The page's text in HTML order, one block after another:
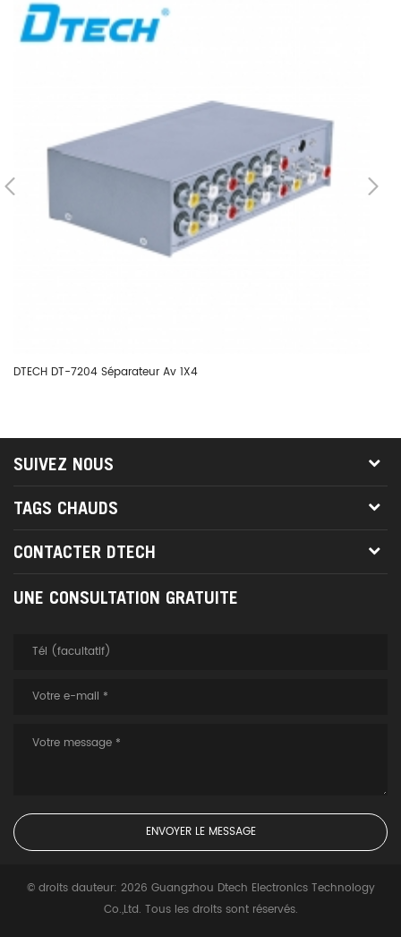
DTECH DT-7204 Séparateur Av 1X4
SUIVEZ NOUS
TAGS CHAUDS
CONTACTER DTECH
UNE CONSULTATION GRATUITE
© droits dauteur: 2026 Guangzhou Dtech Electronics Technology
Co.,Ltd. Tous les droits sont réservés.